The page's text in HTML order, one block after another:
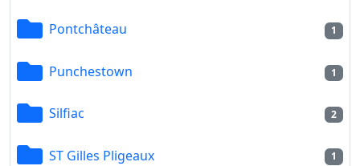
Pontchâteau 1
Punchestown 1
Silfiac 2
ST Gilles Pligeaux 1